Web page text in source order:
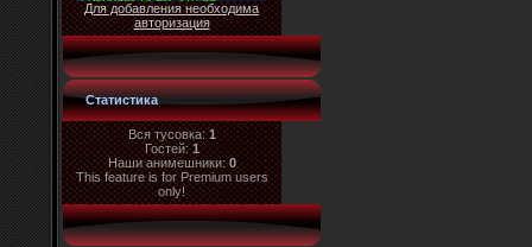
Для добавления необходима
авторизация
Статистика
Вся тусовка:1
Гостей:1
Наши анимешники:0
This feature is for Premium users
only!